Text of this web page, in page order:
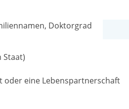
Doktorgrad
Staat)
oder eine Lebenspartnerschaft